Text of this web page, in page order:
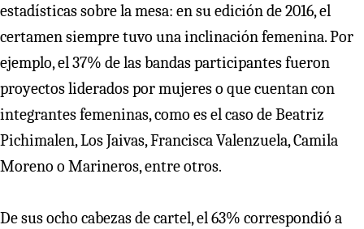
estadísticas sobre la mesa: en su edición de 2016, el
certamen siempre tuvo una inclinación femenina. Por
ejemplo, el 37% de las bandas participantes fueron
proyectos liderados por mujeres o que cuentan con
integrantes femeninas, como es el caso de Beatriz
Pichimalen, Los Jaivas, Francisca Valenzuela, Camila
Moreno o Marineros, entre otros.
De sus ocho cabezas de cartel, el 63% correspondió a